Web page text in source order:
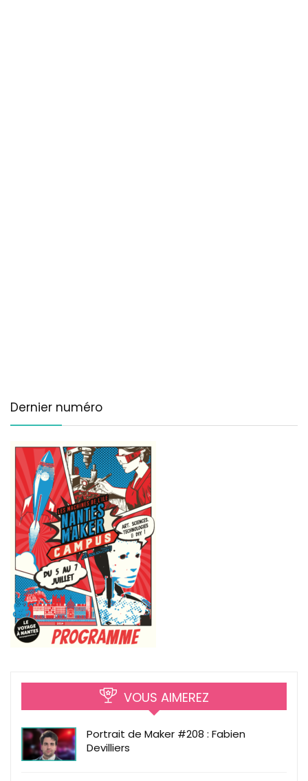
Dernier numéro
VOUS AIMEREZ
Portrait de Maker #208 : Fabien
Devilliers